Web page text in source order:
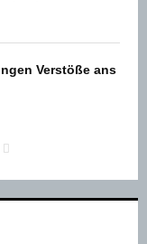
Verstöße ans